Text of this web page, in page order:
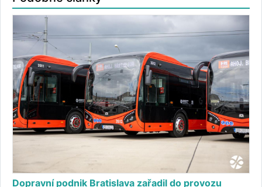
Dopravní podnik Bratislava zařadil do provozu